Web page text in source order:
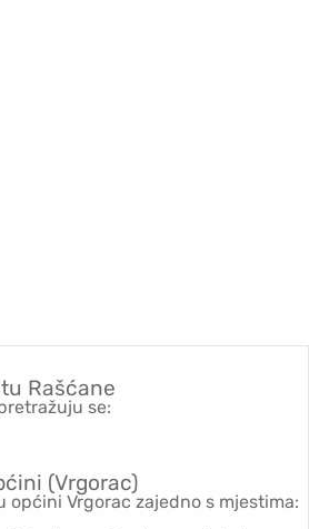
Rašćane
se:
(Vrgorac)
općini Vrgorac zajedno s mjestima: